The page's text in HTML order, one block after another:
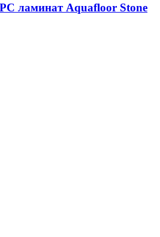
ламинат Aquafloor Stone